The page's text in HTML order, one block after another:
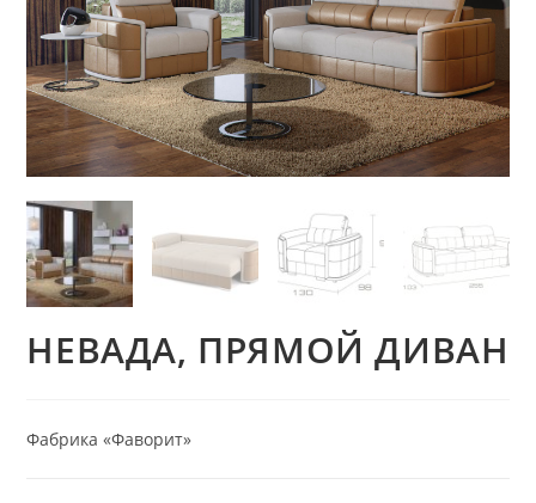
НЕВАДА, ПРЯМОЙ ДИВАН
Фабрика «Фаворит»